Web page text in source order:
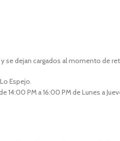
se dejan cargados al momento de
Espejo.
14:00 PM a 16:00 PM de Lunes a